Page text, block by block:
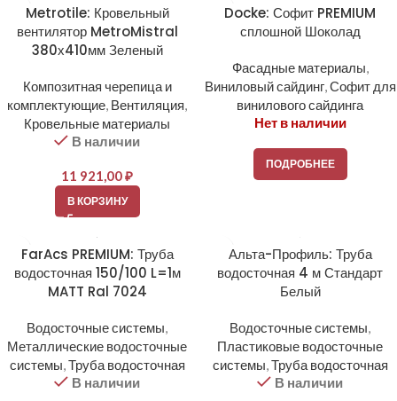
Metrotile: Кровельный
вентилятор MetroMistral
380х410мм Зеленый
Композитная черепица и
комплектующие, Вентиляция,
Кровельные материалы
В наличии
11 921,00₽
В КОРЗИНУ
Docke: Софит PREMIUM
сплошной Шоколад
Фасадные материалы,
Виниловый сайдинг,Софит для
винилового сайдинга
Нет в наличии
ПОДРОБНЕЕ
FarAcs PREMIUM: Труба
водосточная 150/100 L=1м
MATT Ral 7024
Водосточные системы,
Металлические водосточные
системы,Труба водосточная
В наличии
Альта-Профиль: Труба
водосточная 4 м Стандарт
Белый
Водосточные системы,
Пластиковые водосточные
системы,Труба водосточная
В наличии